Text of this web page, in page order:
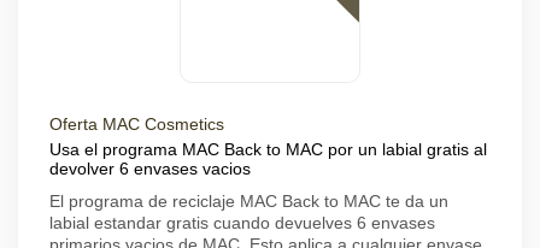
Oferta MAC Cosmetics
Usa el programa MAC Back to MAC por un labial gratis al
devolver 6 envases vacios
El programa de reciclaje MAC Back to MAC te da un
labial estandar gratis cuando devuelves 6 envases